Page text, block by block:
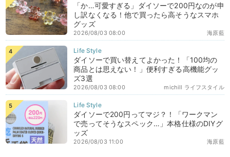
「か…可愛すぎる」ダイソーで200円なのが申
し訳なくなる！他で買ったら高そうなスマホ
グッズ
海原藍
2026/08/03 08:00
ダイソーで買い替えてよかった！「100均の
商品とは思えない！」便利すぎる高機能グッ
ズ3選
michill ライフスタイル
2026/08/03 08:00
ダイソーで200円ってマジ？！「ワークマン
で売ってそうなスペック…」本格仕様のDIYグ
ッズ
海原藍
2026/08/03 11:00